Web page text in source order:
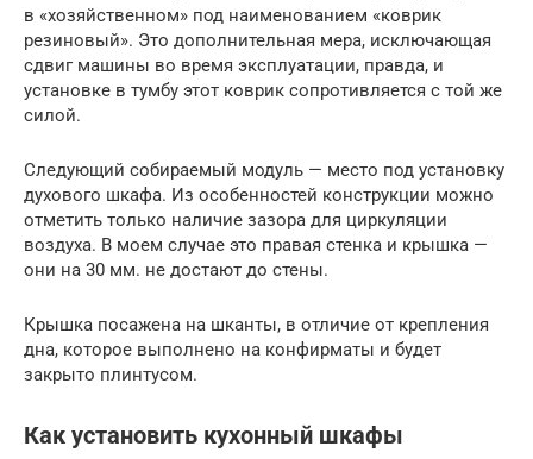
в «хозяйственном» под наименованием «коврик
резиновый». Это дополнительная мера, исключающая
сдвиг машины во время эксплуатации, правда, и
установке в тумбу этот коврик сопротивляется с той же
силой.
Следующий собираемый модуль — место под установку
духового шкафа. Из особенностей конструкции можно
отметить только наличие зазора для циркуляции
воздуха. В моем случае это правая стенка и крышка —
они на 30 мм. не достают до стены.
Крышка посажена на шканты, в отличие от крепления
дна, которое выполнено на конфирматы и будет
закрыто плинтусом.
Как установить кухонный шкафы